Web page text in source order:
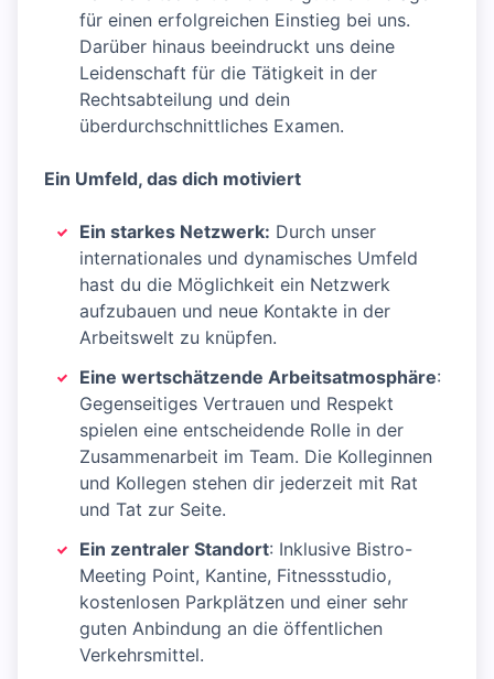
für einen erfolgreichen Einstieg bei uns.
Darüber hinaus beeindruckt uns deine
Leidenschaft für die Tätigkeit in der
Rechtsabteilung und dein
überdurchschnittliches Examen.
Ein Umfeld, das dich motiviert
Ein starkes Netzwerk: Durch unser
internationales und dynamisches Umfeld
hast du die Möglichkeit ein Netzwerk
aufzubauen und neue Kontakte in der
Arbeitswelt zu knüpfen.
Eine wertschätzende Arbeitsatmosphäre:
Gegenseitiges Vertrauen und Respekt
spielen eine entscheidende Rolle in der
Zusammenarbeit im Team. Die Kolleginnen
und Kollegen stehen dir jederzeit mit Rat
und Tat zur Seite.
Ein zentraler Standort: Inklusive Bistro-
Meeting Point, Kantine, Fitnessstudio,
kostenlosen Parkplätzen und einer sehr
guten Anbindung an die öffentlichen
Verkehrsmittel.